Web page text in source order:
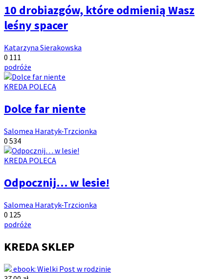
10 drobiazgów, które odmienią Wasz
leśny spacer
Autor:
Katarzyna Sierakowska
Ilość
komentarzy:
0 Ilość
wyświetleń:
111
Tagi:
podróże
Kategoria
KREDA POLECA
Dolce far niente
Autor:
Salomea Haratyk-Trzcionka
Ilość
komentarzy:
0 Ilość
wyświetleń:
534
Kategoria
KREDA POLECA
Odpocznij… w lesie!
Autor:
Salomea Haratyk-Trzcionka
Ilość
komentarzy:
0 Ilość
wyświetleń:
125
Tagi:
podróże
KREDA SKLEP
ebook: Wielki Post w rodzinie